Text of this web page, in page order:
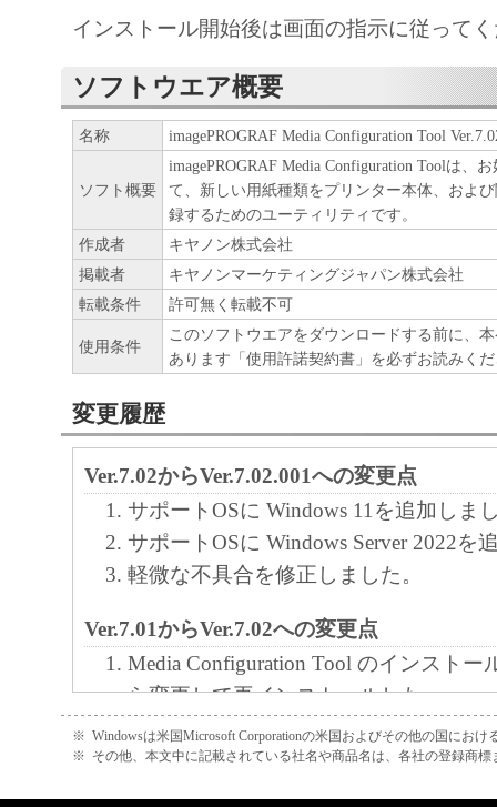
に付与するものではありません。
２．所有権
「本ソフトウエア」及びその複製物に係る
は、その内容によりキヤノンまたはキヤノ
ーに帰属します。
３．保証
「許諾ソフトウエア」が、CD-ROM等の記
れて提供されている場合、キヤノンは、お
フトウエア」を購入した日から90日の間、
エア」が格納されている記憶媒体（以下「
います）に物理的な欠陥がないことを保証
証期間中に「メディア」に物理的な欠陥が
には、キヤノンは、「メディア」を交換い
４．保証の否認・免責
諾されます。キヤノン、キヤノンの関連会
売代理店及び販売店は、「本ソフトウエア
品性及び特定の目的への適合性の保証を含
証も、明示たると黙示たるとを問わず一切
ます。
インストール開始後は画面の指示に従って
ソフトウエア概要
名称 imagePROGRAF Media Configuration Tool
ソフト概要
imagePROGRAF Media Configuration Toolは、
て、新しい用紙種類をプリンター本体、およ
録するためのユーティリティです。
作成者
キヤノン株式会社
掲載者
キヤノンマーケティングジャパン株式会社
転載条件
許可無く転載不可
使用条件
このソフトウエアをダウンロードする前に、
あります「使用許諾契約書」を必ずお読みく
変更履歴
Ver.7.02からVer.7.02.001への変更点
サポートOSに Windows 11を追加しま
サポートOSに Windows Server 2022を
軽微な不具合を修正しました。
Ver.7.01からVer.7.02への変更点
Media Configuration Tool のインストー
ら変更して再インストールした
場合に必要としていた用紙情報ファイ
不要とする改善を行いました。
※ Windowsは米国Microsoft Corporationの米国およびその他の国におけ
※ その他、本文中に記載されている社名や商品名は、各社の登録商標